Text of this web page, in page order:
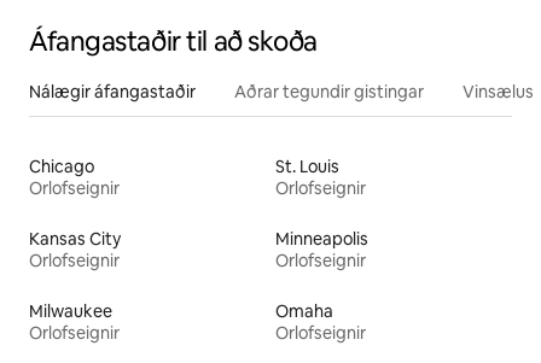
Áfangastaðir til að skoða
Nálægir áfangastaðir Aðrar tegundir gistingar
Chicago
Orlofseignir
St. Louis
Orlofseignir
Kansas City
Orlofseignir
Minneapolis
Orlofseignir
Milwaukee
Orlofseignir
Omaha
Orlofseignir